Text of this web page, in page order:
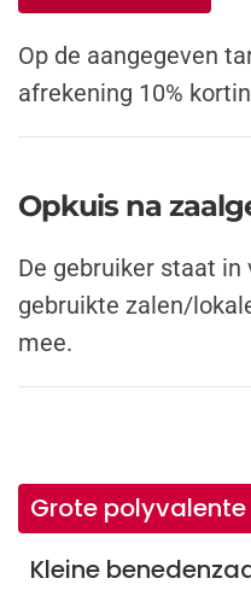
Op de aangegeven
afrekening 10%
Opkuis na
De gebruiker staat
gebruikte zalen/
mee.
Grote
Kleine